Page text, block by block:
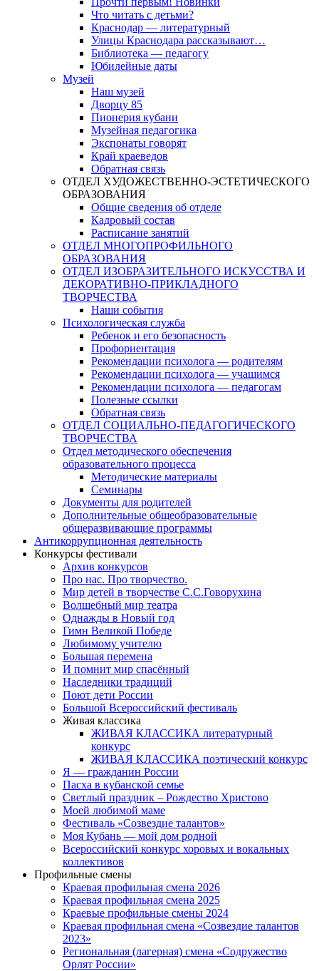
Что читать с детьми?
Краснодар — литературный
Улицы Краснодара рассказывают…
Библиотека — педагогу
Юбилейные даты
Музей
Наш музей
Дворцу 85
Пионерия кубани
Музейная педагогика
Экспонаты говорят
Край краеведов
Обратная связь
ОТДЕЛ ХУДОЖЕСТВЕННО-ЭСТЕТИЧЕСКОГО
ОБРАЗОВАНИЯ
Общие сведения об отделе
Кадровый состав
Расписание занятий
ОТДЕЛ МНОГОПРОФИЛЬНОГО
ОБРАЗОВАНИЯ
ОТДЕЛ ИЗОБРАЗИТЕЛЬНОГО ИСКУССТВА И
ДЕКОРАТИВНО-ПРИКЛАДНОГО
ТВОРЧЕСТВА
Наши события
Психологическая служба
Ребенок и его безопасность
Профориентация
Рекомендации психолога — родителям
Рекомендации психолога — учащимся
Рекомендации психолога — педагогам
Полезные ссылки
Обратная связь
ОТДЕЛ СОЦИАЛЬНО-ПЕДАГОГИЧЕСКОГО
ТВОРЧЕСТВА
Отдел методического обеспечения
образовательного процесса
Методические материалы
Семинары
Документы для родителей
Дополнительные общеобразовательные
общеразвивающие программы
Антикоррупционная деятельность
Конкурсы фестивали
Архив конкурсов
Про нас. Про творчество.
Мир детей в творчестве С.С.Говорухина
Волшебный мир театра
Однажды в Новый год
Гимн Великой Победе
Любимому учителю
Большая перемена
И помнит мир спасённый
Наследники традиций
Поют дети России
Большой Всероссийский фестиваль
Живая классика
ЖИВАЯ КЛАССИКА литературный
конкурс
ЖИВАЯ КЛАССИКА поэтический конкурс
Я — гражданин России
Пасха в кубанской семье
Светлый праздник – Рождество Христово
Моей любимой маме
Фестиваль «Созвездие талантов»
Моя Кубань — мой дом родной
Всероссийский конкурс хоровых и вокальных
коллективов
Профильные смены
Краевая профильная смена 2026
Краевая профильная смена 2025
Краевые профильные смены 2024
Краевая профильная смена «Созвездие талантов
2023»
Региональная (лагерная) смена «Содружество
Орлят России»